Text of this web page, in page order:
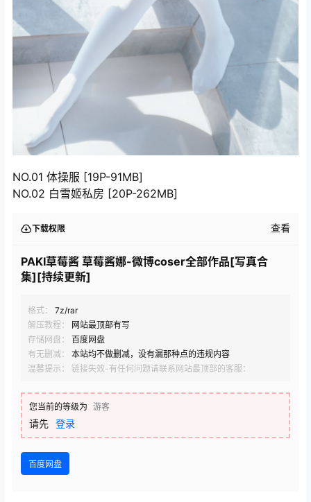
NO.01 体操服 [19P-91MB]
NO.02 白雪姬私房 [20P-262MB]
下载权限 查看
PAKI草莓酱 草莓酱娜-微博coser全部作品[写真合
集][持续更新]
格式：
7z/rar
解压教程：
网站最顶部有写
存储网盘：
百度网盘
有无删减：
本站均不做删减，没有漏那种点的违规内容
温馨提示： 链接失效-有任何问题请联系网站最顶部的客服：
您当前的等级为 游客
请先 登录
百度网盘